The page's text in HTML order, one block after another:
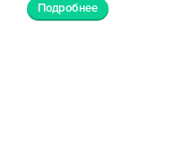
Подробнее